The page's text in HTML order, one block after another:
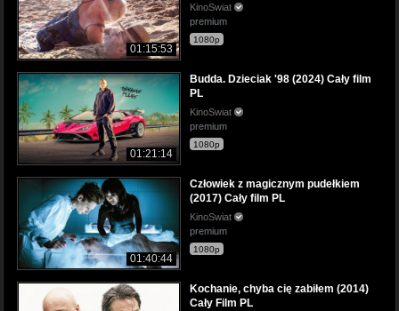
01:15:53
KinoSwiat
premium
1080p
01:21:14
Budda. Dzieciak '98 (2024) Cały film
PL
KinoSwiat
premium
1080p
01:40:44
Człowiek z magicznym pudełkiem
(2017) Cały film PL
KinoSwiat
premium
1080p
Kochanie, chyba cię zabiłem (2014)
Cały Film PL